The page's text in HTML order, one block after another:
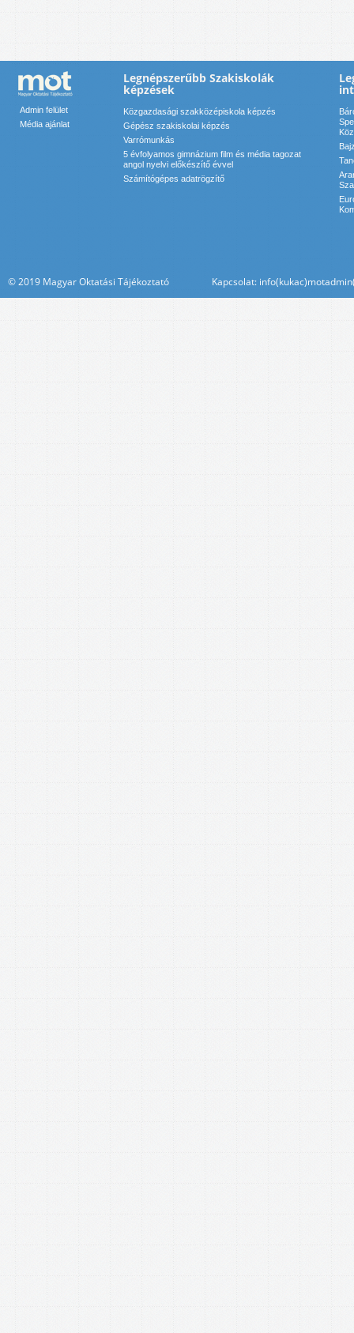
Admin felület
Média ajánlat
Legnépszerűbb Szakiskolák
képzések
Közgazdasági szakközépiskola képzés
Gépész szakiskolai képzés
Varrómunkás
5 évfolyamos gimnázium film és média tagozat
angol nyelvi előkészítő évvel
Számítógépes adatrögzítő
© 2019 Magyar Oktatási Tájékoztató Kapcsolat: